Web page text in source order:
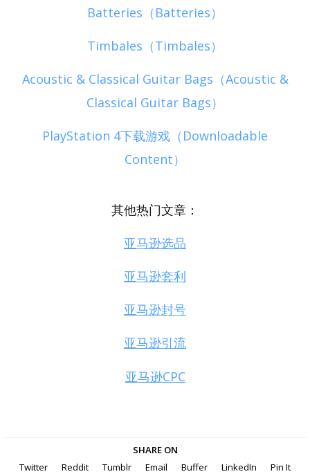
Batteries（Batteries）
Timbales（Timbales）
Acoustic & Classical Guitar Bags（Acoustic &
Classical Guitar Bags）
PlayStation 4下载游戏（Downloadable
Content）
其他热门文章：
亚马逊选品
亚马逊套利
亚马逊封号
亚马逊引流
亚马逊CPC
SHARE ON
Twitter
Reddit Tumblr Email Buffer LinkedIn Pin It